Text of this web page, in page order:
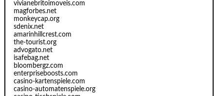
vivianebritoimoveis.com
magforbes.net
monkeycap.org
sdenix.net
amarinhillcrest.com
the-tourist.org
advogato.net
isafebag.net
bloombergz.com
enterpriseboosts.com
casino-kartenspiele.com
casino-automatenspiele.org